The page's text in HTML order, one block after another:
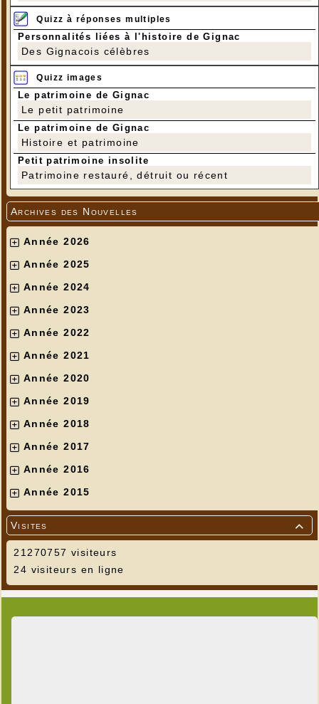
Quizz à réponses multiples
Personnalités liées à l'histoire de Gignac
Des Gignacois célèbres
Quizz images
Le patrimoine de Gignac
Le petit patrimoine
Le patrimoine de Gignac
Histoire et patrimoine
Petit patrimoine insolite
Patrimoine restauré, détruit ou récent
Archives des Nouvelles
Année 2026
Année 2025
Année 2024
Année 2023
Année 2022
Année 2021
Année 2020
Année 2019
Année 2018
Année 2017
Année 2016
Année 2015

Visites
21270757 visiteurs
24 visiteurs en ligne